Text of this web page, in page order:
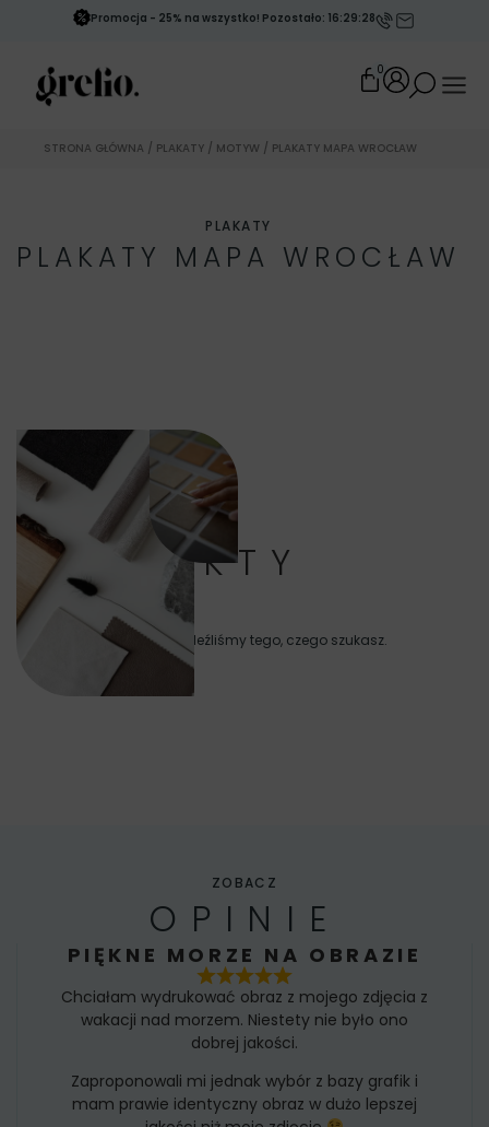
Promocja - 25% na wszystko! Pozostało: 16:29:28
0
STRONA GŁÓWNA / PLAKATY / MOTYW / PLAKATY MAPA WROCŁAW
PLAKATY
PLAKATY MAPA WROCŁAW
PRODUKTY
Niestety nie znaleźliśmy tego, czego szukasz.
ZOBACZ
OPINIE
PIĘKNE MORZE NA OBRAZIE
Chciałam wydrukować obraz z mojego zdjęcia z
wakacji nad morzem. Niestety nie było ono
dobrej jakości.
Zaproponowali mi jednak wybór z bazy grafik i
mam prawie identyczny obraz w dużo lepszej